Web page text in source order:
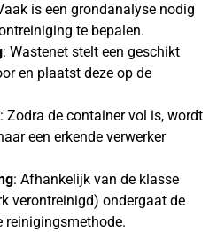
is een grondanalyse nodig
te bepalen.
: Wastenet stelt een geschikt
en plaatst deze op de
: Zodra de container vol is, wordt
een erkende verwerker
: Afhankelijk van de klasse
verontreinigd) ondergaat de
reinigingsmethode.